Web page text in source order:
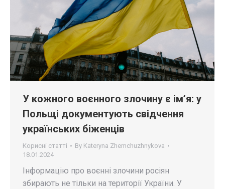
У кожного воєнного злочину є ім’я: у
Польщі документують свідчення
українських біженців
Корисні статті By Kateryna Zhemchuzhnykova
18.01.2024
Інформацію про воєнні злочини росіян
збирають не тільки на території України. У